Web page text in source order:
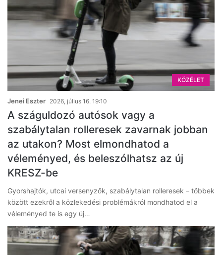
KÖZÉLET
Jenei Eszter 2026, július 16. 19:10
A száguldozó autósok vagy a
szabálytalan rolleresek zavarnak jobban
az utakon? Most elmondhatod a
véleményed, és beleszólhatsz az új
KRESZ-be
Gyorshajtók, utcai versenyzők, szabálytalan rolleresek – többek
között ezekről a közlekedési problémákról mondhatod el a
véleményed te is egy új…